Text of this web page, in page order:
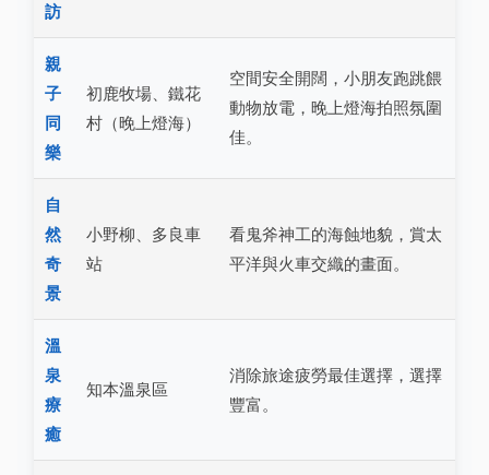
訪
親
子
同
樂
初鹿牧場、鐵花
村（晚上燈海）
空間安全開闊，小朋友跑跳餵
動物放電，晚上燈海拍照氛圍
佳。
自
然
奇
景
小野柳、多良車
站
看鬼斧神工的海蝕地貌，賞太
平洋與火車交織的畫面。
溫
泉
療
癒
知本溫泉區
消除旅途疲勞最佳選擇，選擇
豐富。